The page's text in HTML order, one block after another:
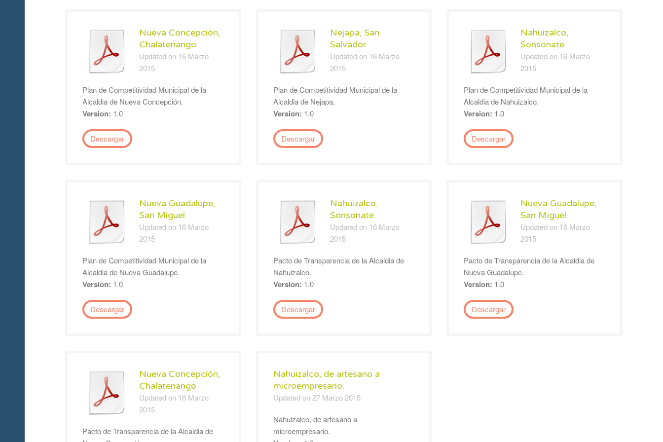
Nueva Concepción,
Chalatenango
Updated on 16 Marzo
2015
Plan de Competitividad Municipal de la
Alcaldia de Nueva Concepción.
Version: 1.0
Descargar
Nejapa, San
Salvador
Updated on 16 Marzo
2015
Plan de Competitividad Municipal de la
Alcaldia de Nejapa.
Version: 1.0
Descargar
Nahuizalco,
Sonsonate
Updated on 16 Marzo
2015
Plan de Competitividad Municipal de la
Alcaldia de Nahuizalco.
Version: 1.0
Descargar
Nueva Guadalupe,
San Miguel
Updated on 16 Marzo
2015
Plan de Competitividad Municipal de la
Alcaldia de Nueva Guadalupe.
Version: 1.0
Descargar
Nahuizalco,
Sonsonate
Updated on 16 Marzo
2015
Pacto de Transparencia de la Alcaldia de
Nahuizalco.
Version: 1.0
Descargar
Nueva Guadalupe,
San Miguel
Updated on 16 Marzo
2015
Pacto de Transparencia de la Alcaldia de
Nueva Guadalupe.
Version: 1.0
Descargar
Nueva Concepción,
Chalatenango
Updated on 16 Marzo
2015
Pacto de Transparencia de la Alcaldia de
Nahuizalco, de artesano a
microempresario.
Updated on 27 Marzo 2015
Nahuizalco, de artesano a
microempresario.